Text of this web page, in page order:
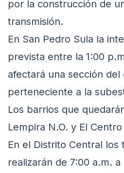
por la construcción de
transmisión.
En San Pedro Sula la
prevista entre la 1:00
afectará una sección del
perteneciente a la
Los barrios que
Lempira N.O. y El Centro
En el Distrito Central los
realizarán de 7:00 a.m.